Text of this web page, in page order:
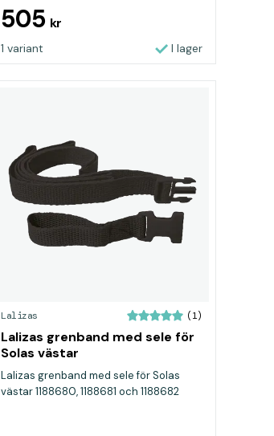
505 kr
1 variant I lager
Lalizas (1)
Lalizas grenband med sele för
Solas västar
Lalizas grenband med sele för Solas
västar 1188680, 1188681 och 1188682